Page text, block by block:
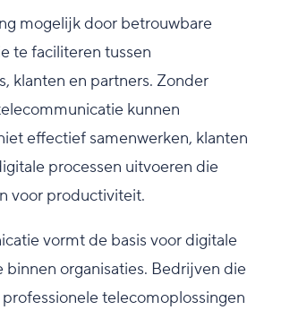
mogelijk door betrouwbare
te faciliteren tussen
klanten en partners. Zonder
kunnen
effectief samenwerken, klanten
processen uitvoeren die
voor productiviteit.
vormt de basis voor digitale
binnen organisaties. Bedrijven die
telecomoplossingen